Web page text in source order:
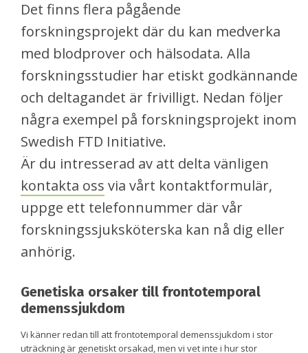
Det finns flera pågående
forskningsprojekt där du kan medverka
med blodprover och hälsodata. Alla
forskningsstudier har etiskt godkännande
och deltagandet är frivilligt. Nedan följer
några exempel på forskningsprojekt inom
Swedish FTD Initiative.
Är du intresserad av att delta vänligen
kontakta oss via vårt kontaktformulär,
uppge ett telefonnummer där vår
forskningssjuksköterska kan nå dig eller
anhörig.
Genetiska orsaker till frontotemporal
demenssjukdom
Vi känner redan till att frontotemporal demenssjukdom i stor
uträckning är genetiskt orsakad, men vi vet inte i hur stor